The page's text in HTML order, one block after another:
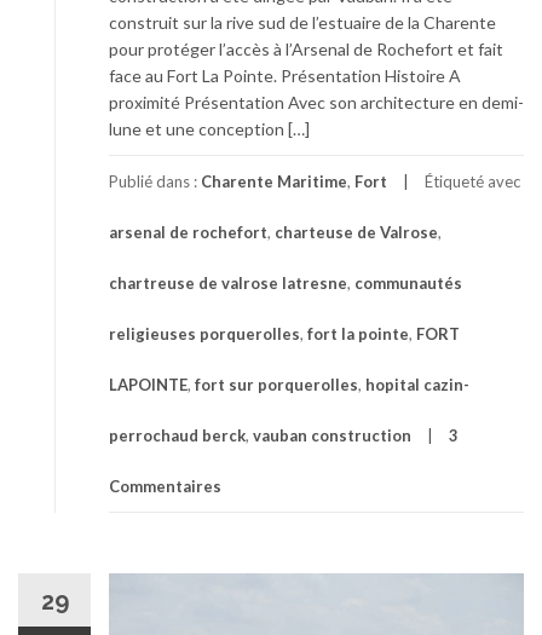
construit sur la rive sud de l’estuaire de la Charente
pour protéger l’accès à l’Arsenal de Rochefort et fait
face au Fort La Pointe. Présentation Histoire A
proximité Présentation Avec son architecture en demi-
lune et une conception […]
Publié dans : Charente Maritime, Fort Étiqueté avec
arsenal de rochefort, charteuse de Valrose,
chartreuse de valrose latresne, communautés
religieuses porquerolles, fort la pointe, FORT
LAPOINTE, fort sur porquerolles, hopital cazin-
perrochaud berck, vauban construction 3
Commentaires
29